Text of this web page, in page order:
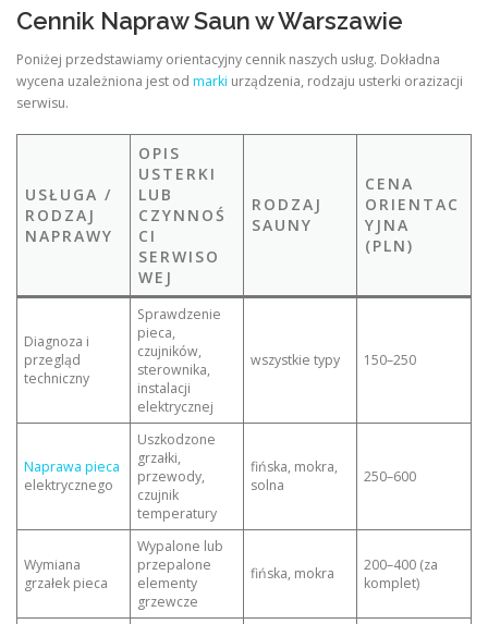
Cennik Napraw Saun w Warszawie
Poniżej przedstawiamy orientacyjny cennik naszych usług. Dokładna
wycena uzależniona jest od marki urządzenia, rodzaju usterki orazizacji
serwisu.
USŁUGA /
RODZAJ
NAPRAWY
OPIS
USTERKI
LUB
CZYNNOŚ
CI
SERWISO
WEJ
RODZAJ
SAUNY
CENA
ORIENTAC
YJNA
(PLN)
Diagnoza i
przegląd
techniczny
Sprawdzenie
pieca,
czujników,
sterownika,
instalacji
elektrycznej
wszystkie typy 150–250
Naprawa pieca
elektrycznego
Uszkodzone
grzałki,
przewody,
czujnik
temperatury
fińska, mokra,
solna
250–600
Wymiana
grzałek pieca
Wypalone lub
przepalone
elementy
grzewcze
fińska, mokra
200–400 (za
komplet)